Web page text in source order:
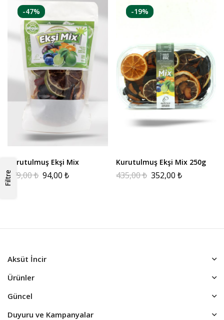
Filtre
-47%
Kurutulmuş Ekşi Mix
179,00₺ 94,00 ₺
-19%
Kurutulmuş Ekşi Mix 250g
435,00₺ 352,00 ₺
Aksüt İncir
Ürünler
Güncel
Duyuru ve Kampanyalar